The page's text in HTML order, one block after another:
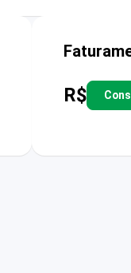
R$